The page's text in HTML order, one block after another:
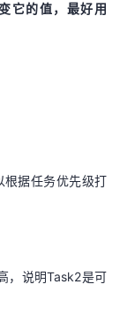
它的值，最好用
根据任务优先级打
，说明Task2是可